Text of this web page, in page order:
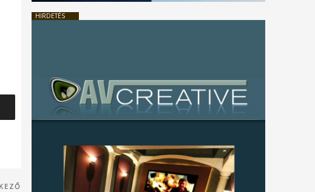
HIRDETÉS